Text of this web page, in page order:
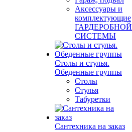
Аксессуары и
комплектующие
ГАРДЕРОБНОЙ
СИСТЕМЫ
Столы и стулья.
Обеденные группы
Столы
Стулья
Табуретки
Сантехника на заказ